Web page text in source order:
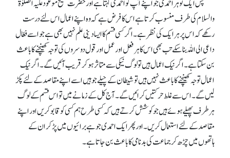
پس ایک تو ہر احمدی جو اپنے آپ کو احمدی کہتا ہے اور حضرت مسیح موعود علیہ الصلوٰۃ
والسلام کی طرف منسوب کرتا ہے اس کا فرض ہے کہ وہ اپنے اعمال اس لئے درست
رکھے کہ اس پر ہر ایک کی نظر ہے۔ اگر کسی قسم کا ایسا دینی علم نہیں بھی ہے جو اسے فعّال
داعی الی اللہ بنا سکے تب بھی اس کا ہر فعل اور عمل اور قول دوسروں کی توجہ کھینچنے کا باعث
بن سکتا ہے۔ اگر نیک اعمال ہیں تو لوگ نیکی سے متاثر ہو کر قریب آئیں گے۔ اگر نیک
اعمال توجہ کھینچنے کا باعث نہیں ہیں تو شیطان کے چیلے جو ہیں اسے اپنے مقاصد کے لئے پکڑ
لیں گے۔ اس سے غلط حرکتیں کرائیں گے۔ آج کل کے زمانے میں تو اس قسم کے لوگ
ہر طرف پھیلے ہوئے ہیں جو کوشش کرتے ہیں کہ کسی طرح ہم کسی کو قابو کریں اور اپنے
مقاصد کے لئے استعمال کریں۔ اور پھر ایک احمدی جو ہے برائیوں میں پڑ کر ان کے
ہاتھوں میں چڑھ کر جماعت کی بدنامی کا باعث بن جاتا ہے۔